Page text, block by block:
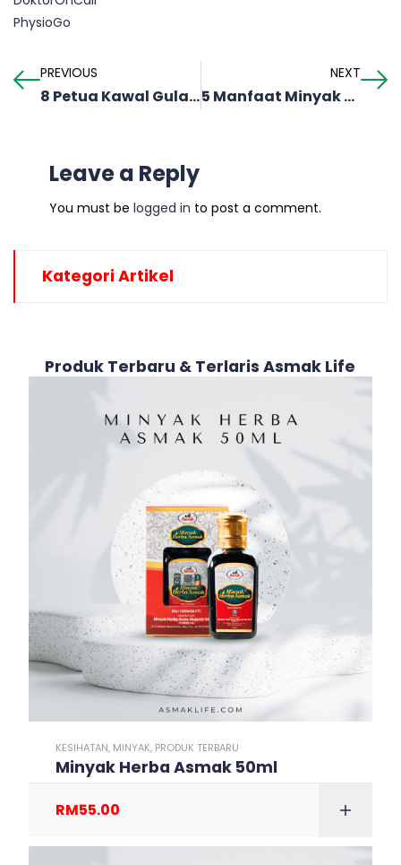
PhysioGo
PREVIOUS
8 Petua Kawal Gula Dalam Badan Yang Perlu Anda Ketahui
NEXT
5 Manfaat Minyak Kayu Putih
Leave a Reply
You must be logged in to post a comment.
Kategori Artikel
Produk Terbaru & Terlaris Asmak Life
KESIHATAN, MINYAK, PRODUK TERBARU
Minyak Herba Asmak 50ml
RM55.00